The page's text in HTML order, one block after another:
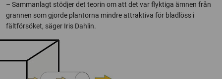
– Sammanlagt stödjer det teorin om att det var flyktiga ämnen från
grannen som gjorde plantorna mindre attraktiva för bladlöss i
fältförsöket, säger Iris Dahlin.